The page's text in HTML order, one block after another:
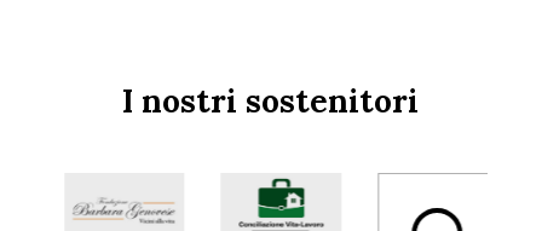
I nostri sostenitori